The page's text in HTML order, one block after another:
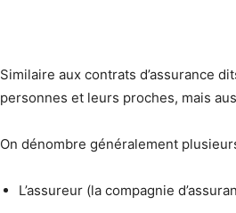
Similaire aux contrats d’assurance
personnes et leurs proches, mais
On dénombre généralement
L’assureur (la compagnie